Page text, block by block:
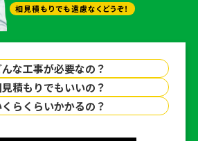
相見積もりでも遠慮なくどうぞ！
んな工事が必要なの？
積もりでもいいの？
くらくらいかかるの？